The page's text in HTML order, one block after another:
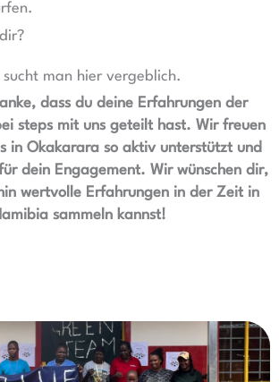
sucht man hier vergeblich.
dass du deine Erfahrungen der
steps mit uns geteilt hast. Wir freuen
in Okakarara so aktiv unterstützt und
dein Engagement. Wir wünschen dir,
wertvolle Erfahrungen in der Zeit in
sammeln kannst!